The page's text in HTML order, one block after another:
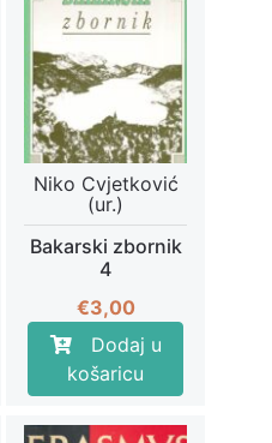
Niko Cvjetković
(ur.)
Bakarski zbornik
4
€3,00
Dodaj u
košaricu